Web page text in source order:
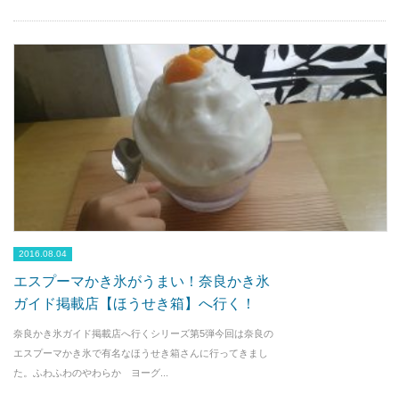
2016.08.04
エスプーマかき氷がうまい！奈良かき氷
ガイド掲載店【ほうせき箱】へ行く！
奈良かき氷ガイド掲載店へ行くシリーズ第5弾今回は奈良の
エスプーマかき氷で有名なほうせき箱さんに行ってきまし
た。ふわふわのやわらか ヨーグ...